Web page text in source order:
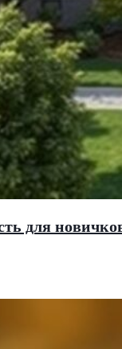
для